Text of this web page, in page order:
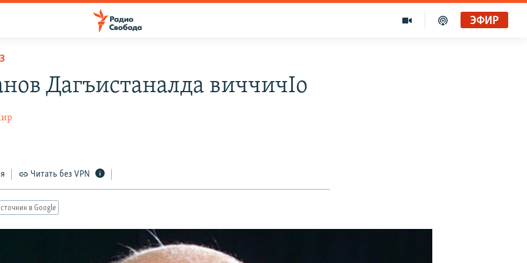
ЭФИР
Дагъистаналда виччичIо
Читать без VPN
в Google